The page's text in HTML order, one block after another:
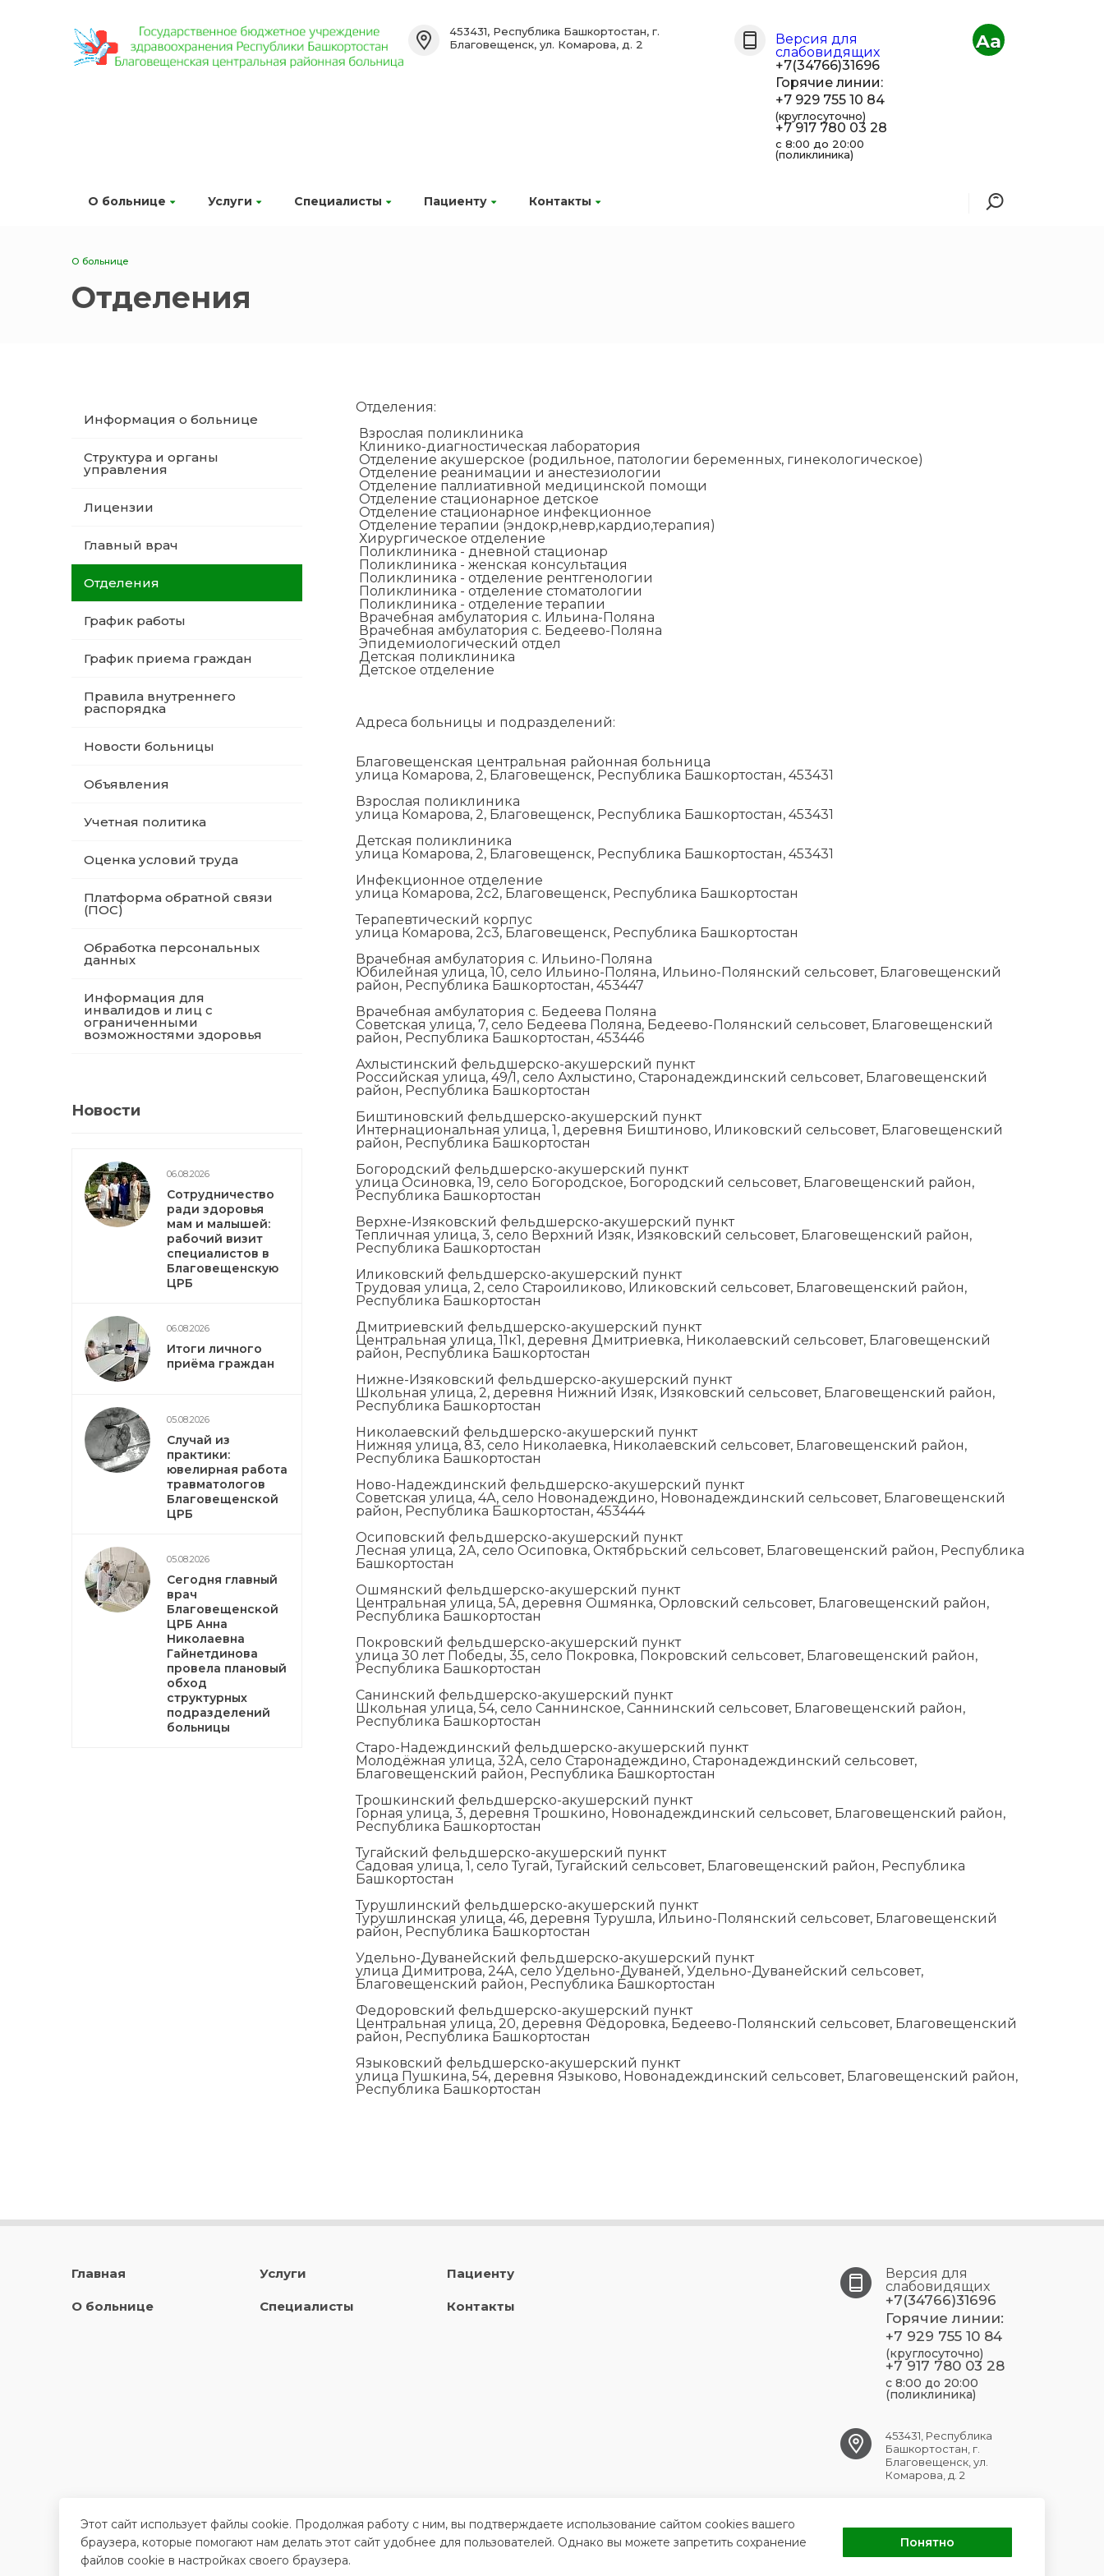
О больнице Услуги Специалисты Пациенту Контакты
453431, Республика Башкортостан, г.
Благовещенск, ул. Комарова, д. 2
Версия для
слабовидящих
+7(34766)31696
Горячие линии:
+7 929 755 10 84
(круглосуточно)
+7 917 780 03 28
с 8:00 до 20:00
(поликлиника)
Aa
О больнице
Отделения
Информация о больнице
Структура и органы
управления
Лицензии
Главный врач
Отделения
График работы
График приема граждан
Правила внутреннего
распорядка
Новости больницы
Объявления
Учетная политика
Оценка условий труда
Платформа обратной связи
(ПОС)
Обработка персональных
данных
Информация для
инвалидов и лиц с
ограниченными
возможностями здоровья
Новости
06.08.2026
Сотрудничество
ради здоровья
мам и малышей:
рабочий визит
специалистов в
Благовещенскую
ЦРБ
06.08.2026
Итоги личного
приёма граждан
05.08.2026
Случай из
практики:
ювелирная работа
травматологов
Благовещенской
ЦРБ
05.08.2026
Сегодня главный
врач
Благовещенской
ЦРБ Анна
Николаевна
Гайнетдинова
провела плановый
обход
структурных
подразделений
больницы
Отделения:
Взрослая поликлиника
Клинико-диагностическая лаборатория
Отделение акушерское (родильное, патологии беременных, гинекологическое)
Отделение реанимации и анестезиологии
Отделение паллиативной медицинской помощи
Отделение стационарное детское
Отделение стационарное инфекционное
Отделение терапии (эндокр,невр,кардио,терапия)
Хирургическое отделение
Поликлиника - дневной стационар
Поликлиника - женская консультация
Поликлиника - отделение рентгенологии
Поликлиника - отделение стоматологии
Поликлиника - отделение терапии
Врачебная амбулатория с. Ильина-Поляна
Врачебная амбулатория с. Бедеево-Поляна
Эпидемиологический отдел
Детская поликлиника
Детское отделение
Адреса больницы и подразделений:
Благовещенская центральная районная больница
улица Комарова, 2, Благовещенск, Республика Башкортостан, 453431
Взрослая поликлиника
улица Комарова, 2, Благовещенск, Республика Башкортостан, 453431
Детская поликлиника
улица Комарова, 2, Благовещенск, Республика Башкортостан, 453431
Инфекционное отделение
улица Комарова, 2с2, Благовещенск, Республика Башкортостан
Терапевтический корпус
улица Комарова, 2с3, Благовещенск, Республика Башкортостан
Врачебная амбулатория с. Ильино-Поляна
Юбилейная улица, 10, село Ильино-Поляна, Ильино-Полянский сельсовет, Благовещенский
район, Республика Башкортостан, 453447
Врачебная амбулатория с. Бедеева Поляна
Советская улица, 7, село Бедеева Поляна, Бедеево-Полянский сельсовет, Благовещенский
район, Республика Башкортостан, 453446
Ахлыстинский фельдшерско-акушерский пункт
Российская улица, 49/1, село Ахлыстино, Старонадеждинский сельсовет, Благовещенский
район, Республика Башкортостан
Биштиновский фельдшерско-акушерский пункт
Интернациональная улица, 1, деревня Биштиново, Иликовский сельсовет, Благовещенский
район, Республика Башкортостан
Богородский фельдшерско-акушерский пункт
улица Осиновка, 19, село Богородское, Богородский сельсовет, Благовещенский район,
Республика Башкортостан
Верхне-Изяковский фельдшерско-акушерский пункт
Тепличная улица, 3, село Верхний Изяк, Изяковский сельсовет, Благовещенский район,
Республика Башкортостан
Иликовский фельдшерско-акушерский пункт
Трудовая улица, 2, село Староиликово, Иликовский сельсовет, Благовещенский район,
Республика Башкортостан
Дмитриевский фельдшерско-акушерский пункт
Центральная улица, 11к1, деревня Дмитриевка, Николаевский сельсовет, Благовещенский
район, Республика Башкортостан
Нижне-Изяковский фельдшерско-акушерский пункт
Школьная улица, 2, деревня Нижний Изяк, Изяковский сельсовет, Благовещенский район,
Республика Башкортостан
Николаевский фельдшерско-акушерский пункт
Нижняя улица, 83, село Николаевка, Николаевский сельсовет, Благовещенский район,
Республика Башкортостан
Ново-Надеждинский фельдшерско-акушерский пункт
Советская улица, 4А, село Новонадеждино, Новонадеждинский сельсовет, Благовещенский
район, Республика Башкортостан, 453444
Осиповский фельдшерско-акушерский пункт
Лесная улица, 2А, село Осиповка, Октябрьский сельсовет, Благовещенский район, Республика
Башкортостан
Ошмянский фельдшерско-акушерский пункт
Центральная улица, 5А, деревня Ошмянка, Орловский сельсовет, Благовещенский район,
Республика Башкортостан
Покровский фельдшерско-акушерский пункт
улица 30 лет Победы, 35, село Покровка, Покровский сельсовет, Благовещенский район,
Республика Башкортостан
Санинский фельдшерско-акушерский пункт
Школьная улица, 54, село Саннинское, Саннинский сельсовет, Благовещенский район,
Республика Башкортостан
Старо-Надеждинский фельдшерско-акушерский пункт
Молодёжная улица, 32А, село Старонадеждино, Старонадеждинский сельсовет,
Благовещенский район, Республика Башкортостан
Трошкинский фельдшерско-акушерский пункт
Горная улица, 3, деревня Трошкино, Новонадеждинский сельсовет, Благовещенский район,
Республика Башкортостан
Тугайский фельдшерско-акушерский пункт
Садовая улица, 1, село Тугай, Тугайский сельсовет, Благовещенский район, Республика
Башкортостан
Турушлинский фельдшерско-акушерский пункт
Турушлинская улица, 46, деревня Турушла, Ильино-Полянский сельсовет, Благовещенский
район, Республика Башкортостан
Удельно-Дуванейский фельдшерско-акушерский пункт
улица Димитрова, 24А, село Удельно-Дуваней, Удельно-Дуванейский сельсовет,
Благовещенский район, Республика Башкортостан
Федоровский фельдшерско-акушерский пункт
Центральная улица, 20, деревня Фёдоровка, Бедеево-Полянский сельсовет, Благовещенский
район, Республика Башкортостан
Языковский фельдшерско-акушерский пункт
улица Пушкина, 54, деревня Языково, Новонадеждинский сельсовет, Благовещенский район,
Республика Башкортостан
Главная
О больнице
Услуги
Специалисты
Пациенту
Контакты
Версия для
слабовидящих
+7(34766)31696
Горячие линии:
+7 929 755 10 84
(круглосуточно)
+7 917 780 03 28
с 8:00 до 20:00
(поликлиника)
453431, Республика
Башкортостан, г.
Благовещенск, ул.
Комарова, д. 2
Этот сайт использует файлы cookie. Продолжая работу с ним, вы подтверждаете использование сайтом cookies вашего
браузера, которые помогают нам делать этот сайт удобнее для пользователей. Однако вы можете запретить сохранение
файлов cookie в настройках своего браузера.
Понятно